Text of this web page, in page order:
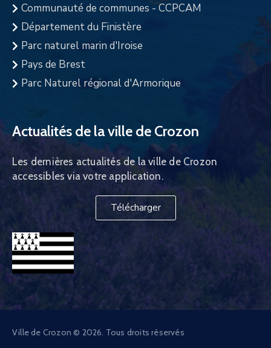
Communauté de communes - CCPCAM
Département du Finistère
Parc naturel marin d'Iroise
Pays de Brest
Parc Naturel régional d'Armorique
Actualités de la ville de Crozon
Les dernières actualités de la ville de Crozon
accessibles via votre application.
Télécharger
Ville de Crozon © 2026. Tous droits réservés